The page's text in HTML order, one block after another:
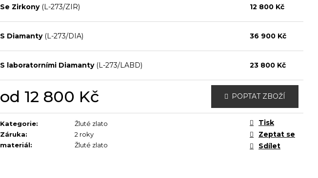
Se Zirkony(L-273/ZIR) 12 800 Kč
S Diamanty(L-273/DIA) 36 900 Kč
S laboratorními Diamanty(L-273/LABD) 23 800 Kč
od 12 800 Kč POPTAT ZBOŽÍ
Kategorie:
Žluté zlato
Záruka:
2 roky
materiál: Žluté zlato
Tisk
Zeptat se
Sdílet